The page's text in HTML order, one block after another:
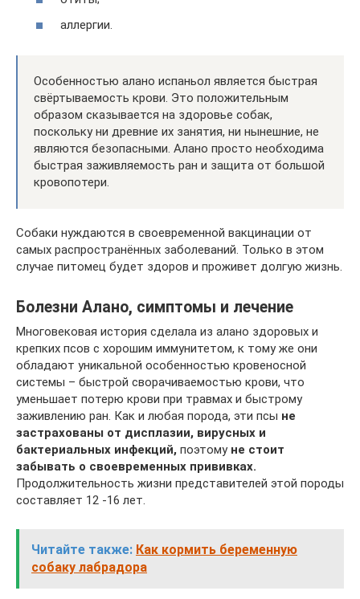
аллергии.
Особенностью алано испаньол является быстрая
свёртываемость крови. Это положительным
образом сказывается на здоровье собак,
поскольку ни древние их занятия, ни нынешние, не
являются безопасными. Алано просто необходима
быстрая заживляемость ран и защита от большой
кровопотери.
Собаки нуждаются в своевременной вакцинации от
самых распространённых заболеваний. Только в этом
случае питомец будет здоров и проживет долгую жизнь.
Болезни Алано, симптомы и лечение
Многовековая история сделала из алано здоровых и
крепких псов с хорошим иммунитетом, к тому же они
обладают уникальной особенностью кровеносной
системы – быстрой сворачиваемостью крови, что
уменьшает потерю крови при травмах и быстрому
заживлению ран. Как и любая порода, эти псы не
застрахованы от дисплазии, вирусных и
бактериальных инфекций, поэтому не стоит
забывать о своевременных прививках.
Продолжительность жизни представителей этой породы
составляет 12 -16 лет.
Читайте также: Как кормить беременную
собаку лабрадора